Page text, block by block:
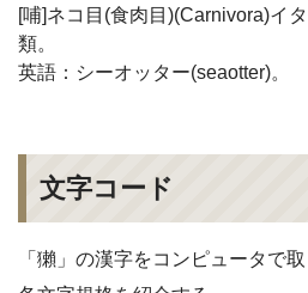
[哺]ネコ目(食肉目)(Carnivora)イ
類。
英語：シーオッター(seaotter)。
文字コード
「獺」の漢字をコンピュータで